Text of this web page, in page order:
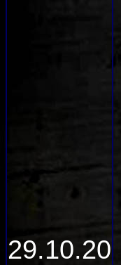
29.10.20